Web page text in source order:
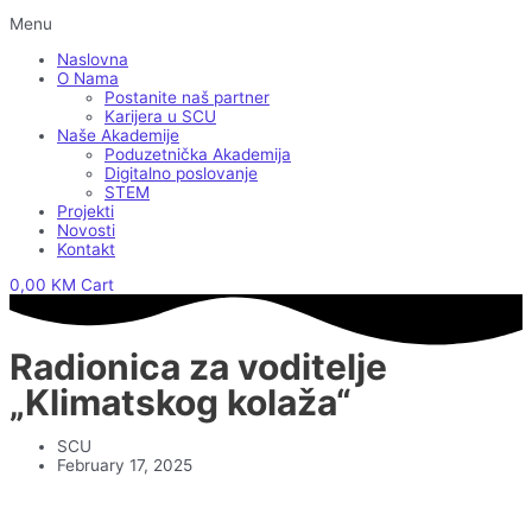
Menu
Naslovna
O Nama
Postanite naš partner
Karijera u SCU
Naše Akademije
Poduzetnička Akademija
Digitalno poslovanje
STEM
Projekti
Novosti
Kontakt
0,00 KM Cart
Radionica za voditelje
„Klimatskog kolaža“
SCU
February 17, 2025